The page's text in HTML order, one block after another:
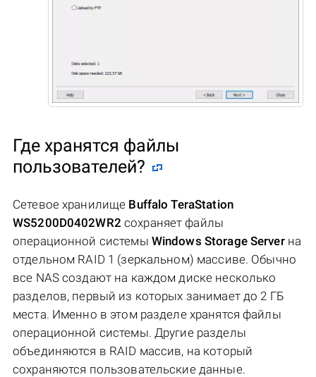
Где хранятся файлы
пользователей?
Сетевое хранилище Buffalo TeraStation
WS5200D0402WR2 сохраняет файлы
операционной системы Windows Storage Serverна
отдельном RAID 1 (зеркальном) массиве. Обычно
все NAS создают на каждом диске несколько
разделов, первый из которых занимает до 2 ГБ
места. Именно в этом разделе хранятся файлы
операционной системы. Другие разделы
объединяются в RAID массив, на который
сохраняются пользовательские данные.